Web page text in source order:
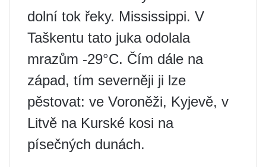
dolní tok řeky. Mississippi. V
Taškentu tato juka odolala
mrazům -29°C. Čím dále na
západ, tím severněji ji lze
pěstovat: ve Voroněži, Kyjevě, v
Litvě na Kurské kosi na
písečných dunách.